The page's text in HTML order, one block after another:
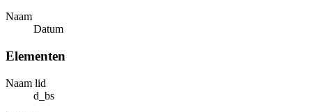
Naam
Datum
Elementen
Naam lid
d_bs